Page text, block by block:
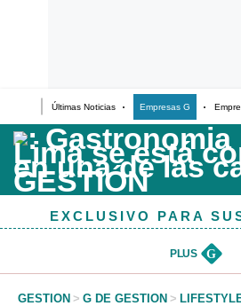
Últimas Noticias Empresas G
Últimas Noticias
Casos de Estudio
Columnistas
InfografíasEXCLUSIVO PARA
PLUS G
GESTION > G DE GESTION >